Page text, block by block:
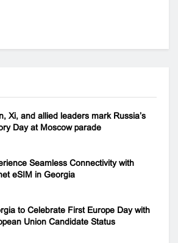
Xi, and allied leaders mark Russia’s
Day at Moscow parade
Seamless Connectivity with
eSIM in Georgia
to Celebrate First Europe Day with
Union Candidate Status